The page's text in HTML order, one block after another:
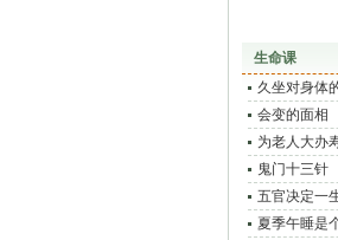
生命课
久坐对身体
会变的面相
为老人大办
鬼门十三针
五官决定一
夏季午睡是